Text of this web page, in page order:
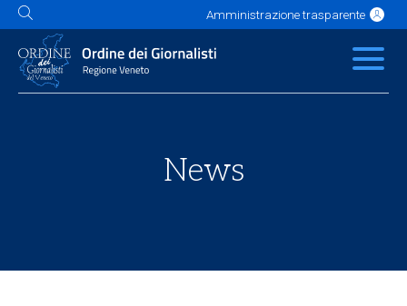
Amministrazione trasparente
L'Ordine News Servizi Albo
Contatti Link utili
News